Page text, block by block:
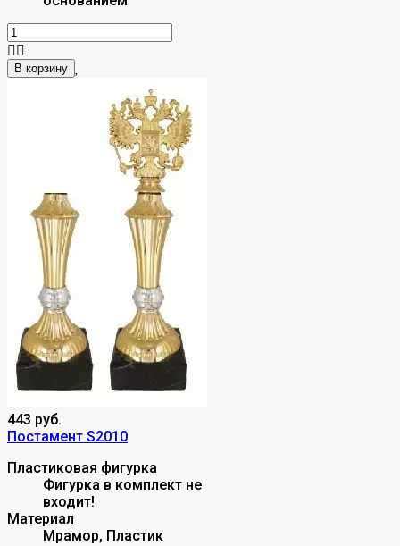
В корзину
443 руб.
Постамент S2010
Пластиковая фигурка
Фигурка в комплект не
входит!
Материал
Мрамор, Пластик